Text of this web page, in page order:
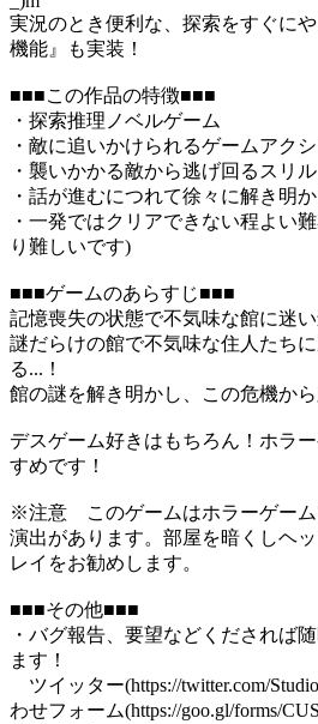
実況のとき便利な、探索をすぐに
機能』も実装！
■■■この作品の特徴■■■
・探索推理ノベルゲーム
・敵に追いかけられるゲームアク
・襲いかかる敵から逃げ回るスリ
・話が進むにつれて徐々に解き明
・一発ではクリアできない程よい
り難しいです)
■■■ゲームのあらすじ■■■
記憶喪失の状態で不気味な館に迷い
謎だらけの館で不気味な住人たち
る...！
館の謎を解き明かし、この危機から
デスゲーム好きはもちろん！ホラ
すめです！
※注意 このゲームはホラーゲーム
演出があります。部屋を暗くしヘ
レイをお勧めします。
■■■その他■■■
・バグ報告、要望などくだされば
ます！
ツイッター(https://twitter.com/
わせフォーム(https://goo.gl/forms/